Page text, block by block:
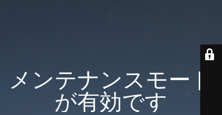
メンテナンスモード
が有効です